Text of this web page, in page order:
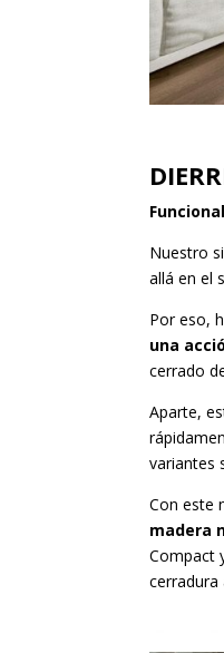
Nuestro
allá en el
Por eso,
una
cerrado
Aparte,
variantes
Con este
madera
Compact
cerradura